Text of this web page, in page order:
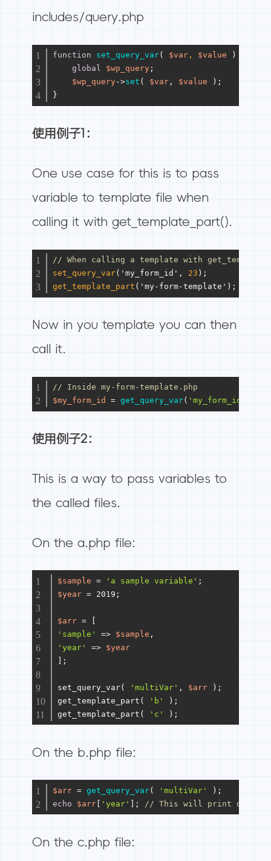
includes/query.php
function set_query_var( $var , $value )
global
$wp_query ;
$wp_query->set ( $var , $value );
}
使用例子1：
One use case for this is to pass
variable to template file when
calling it with get_template_part().
// When calling a template with
set_query_var('my_form_id', 23 );
get_template_part ('my-form-template');
Now in you template you can then
call it.
// Inside my-form-template.php
$my_form_id
= get_query_var( 'my_form_id'
使用例子2：
This is a way to pass variables to
the called files.
On the a.php file:
$sample = 'a sample variable' ;
$year = 2019;
$arr = [
'sample'
=> $sample ,
'year'
=> $year
];
set_query_var( 'multiVar' , $arr );
get_template_part(
'b'
);
get_template_part(
'c' );
On the b.php file:
$arr = get_query_var( 'multiVar'
);
echo
$arr 'year' ]; // This will print out:
On the c.php file: